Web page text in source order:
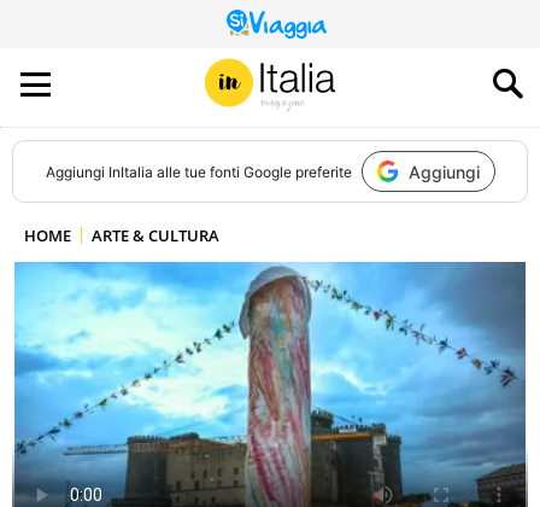
QUESTO
SITO
CONTRIBUISCE
ALL’AUDIENCE
DI
Aggiungi InItalia alle tue fonti Google preferite Aggiungi
HOME ARTE & CULTURA